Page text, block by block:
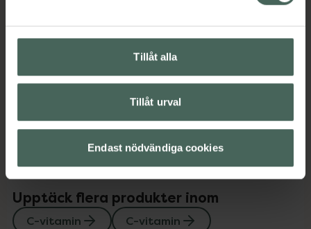
Tillåt alla
Tillåt urval
Endast nödvändiga cookies
MultivitaminZinkZink
Innehåll Visa
Instruktioner Visa
Upptäck flera produkter inom
C-vitamin
C-vitamin